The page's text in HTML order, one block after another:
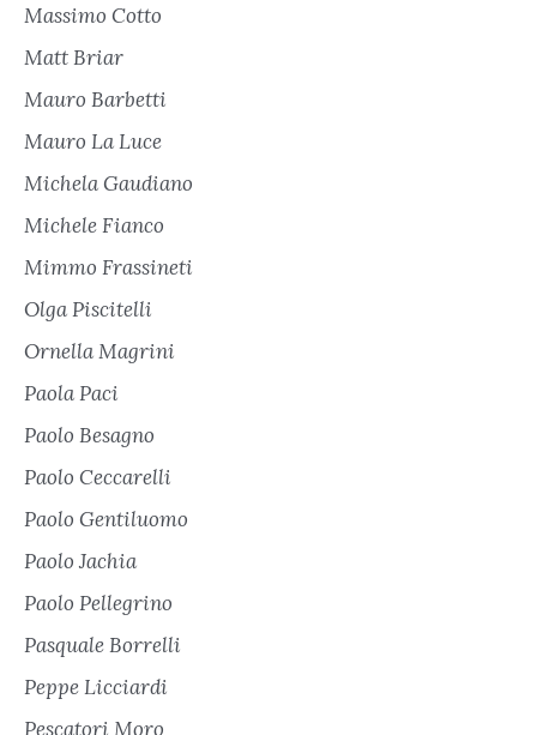
Massimo Cotto
Matt Briar
Mauro Barbetti
Mauro La Luce
Michela Gaudiano
Michele Fianco
Mimmo Frassineti
Olga Piscitelli
Ornella Magrini
Paola Paci
Paolo Besagno
Paolo Ceccarelli
Paolo Gentiluomo
Paolo Jachia
Paolo Pellegrino
Pasquale Borrelli
Peppe Licciardi
Pescatori Moro